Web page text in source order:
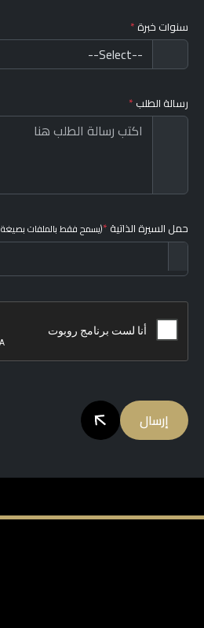
سنوات خبرة *
رسالة الطلب *
حمل السيرة الذاتية *(يسمح فقط بالملفات بصيغة doc, docx, pdf. يجب أن تكون مساحة الملفات أقل من 2 ميغابايت)
إرسال